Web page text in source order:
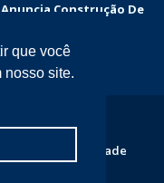
que você
nosso site.
Construção De
de Privacidade